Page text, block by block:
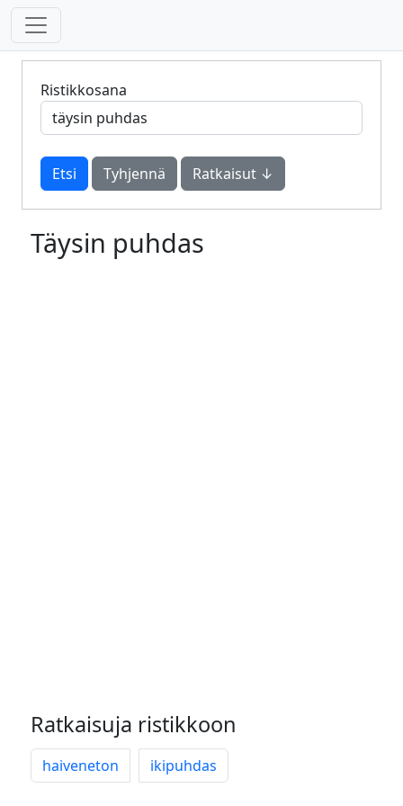
Ristikkosana
Tyhjennä Ratkaisut ↓
Täysin puhdas
Ratkaisuja ristikkoon
haiveneton ikipuhdas